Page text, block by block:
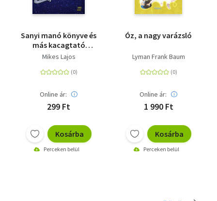
Sanyi manó könyve és
más kacagtató
történet
Mikes Lajos
Online ár:
299 Ft
Kosárba
Perceken belül
Óz, a nagy varázsló
Lyman Frank Baum
Online ár:
1 990 Ft
Kosárba
Perceken belül